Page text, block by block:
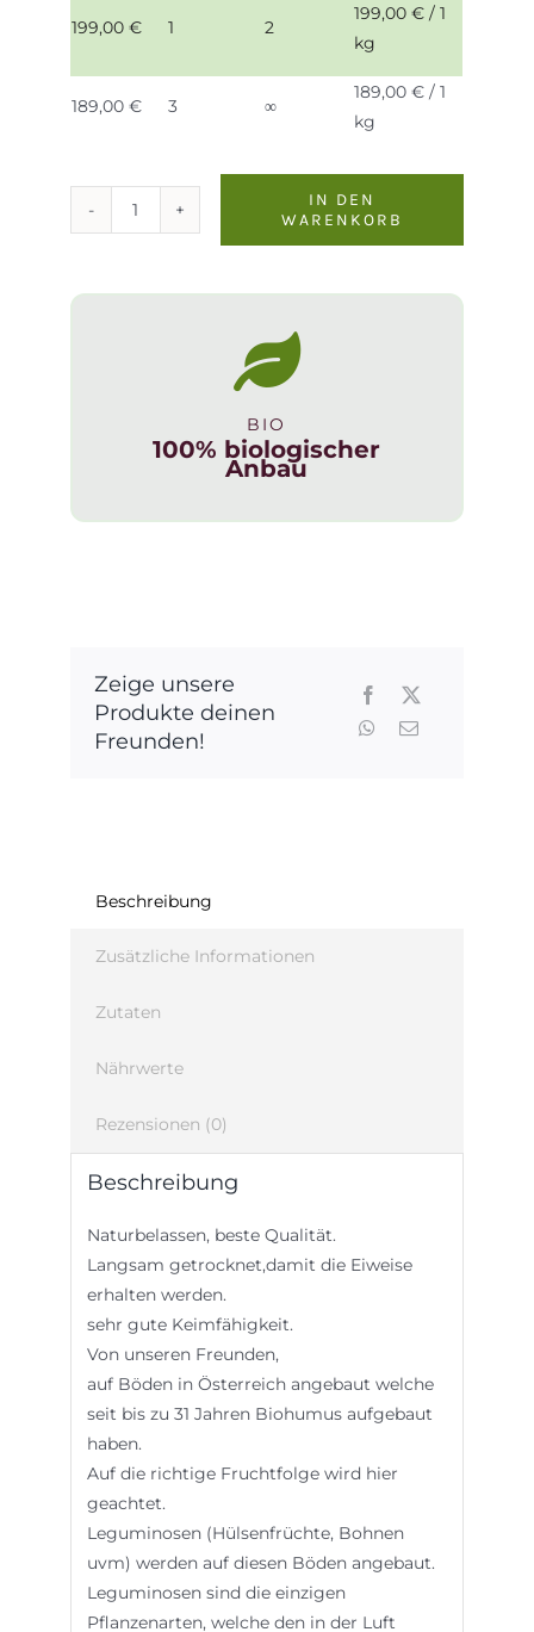
199,00€ 1 2
199,00€ / 1
kg
189,00€ 3 ∞
189,00€ / 1
kg
Bio
Menge
IN DEN
WARENKORB
BIO
100% biologischer
Anbau
Beschreibung
Zusätzliche Informationen
Zutaten
Nährwerte
Rezensionen (0)
Beschreibung
Naturbelassen, beste Qualität.
Langsam getrocknet,damit die Eiweise
erhalten werden.
sehr gute Keimfähigkeit.
Von unseren Freunden,
auf Böden in Österreich angebaut welche
seit bis zu 31 Jahren Biohumus aufgebaut
haben.
Auf die richtige Fruchtfolge wird hier
geachtet.
Leguminosen (Hülsenfrüchte, Bohnen
uvm) werden auf diesen Böden angebaut.
Leguminosen sind die einzigen
Pflanzenarten, welche den in der Luft
Zeige unsere
Produkte deinen
Freunden!